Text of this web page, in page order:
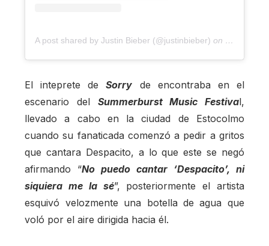
A post shared by Justin Bieber (@justinbieber) on Jun 10,
El inteprete deSorry de encontraba en el
escenario del Summerburst Music Festival,
llevado a cabo en la ciudad de Estocolmo
cuando su fanaticada comenzó a pedir a gritos
que cantara Despacito, a lo que este se negó
afirmando “No puedo cantar ‘Despacito’, ni
siquiera me la sé”, posteriormente el artista
esquivó velozmente una botella de agua que
voló por el aire dirigida hacia él.